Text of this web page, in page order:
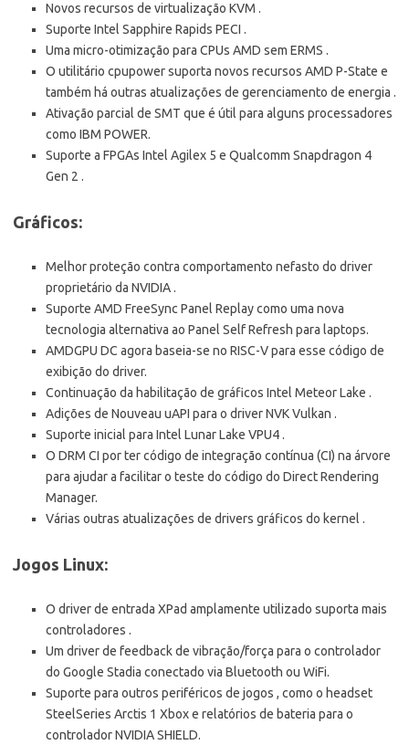
Novos recursos de virtualização KVM .
Suporte Intel Sapphire Rapids PECI .
Uma micro-otimização para CPUs AMD sem ERMS .
O utilitário cpupower suporta novos recursos AMD P-State e
também há outras atualizações de gerenciamento de energia .
Ativação parcial de SMT que é útil para alguns processadores
como IBM POWER.
Suporte a FPGAs Intel Agilex 5 e Qualcomm Snapdragon 4
Gen 2 .
Gráficos:
Melhor proteção contra comportamento nefasto do driver
proprietário da NVIDIA .
Suporte AMD FreeSync Panel Replay como uma nova
tecnologia alternativa ao Panel Self Refresh para laptops.
AMDGPU DC agora baseia-se no RISC-V para esse código de
exibição do driver.
Continuação da habilitação de gráficos Intel Meteor Lake .
Adições de Nouveau uAPI para o driver NVK Vulkan .
Suporte inicial para Intel Lunar Lake VPU4 .
O DRM CI por ter código de integração contínua (CI) na árvore
para ajudar a facilitar o teste do código do Direct Rendering
Manager.
Várias outras atualizações de drivers gráficos do kernel .
Jogos Linux:
O driver de entrada XPad amplamente utilizado suporta mais
controladores .
Um driver de feedback de vibração/força para o controlador
do Google Stadia conectado via Bluetooth ou WiFi.
Suporte para outros periféricos de jogos , como o headset
SteelSeries Arctis 1 Xbox e relatórios de bateria para o
controlador NVIDIA SHIELD.